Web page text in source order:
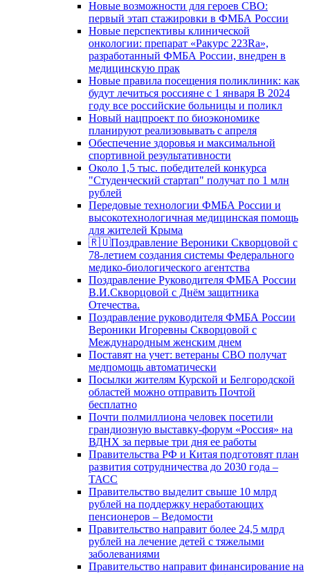
Новые возможности для героев СВО:
первый этап стажировки в ФМБА России
Новые перспективы клинической
онкологии: препарат «Ракурс 223Ra»,
разработанный ФМБА России, внедрен в
медицинскую прак
Новые правила посещения поликлиник: как
будут лечиться россияне с 1 января В 2024
году все российские больницы и поликл
Новый нацпроект по биоэкономике
планируют реализовывать с апреля
Обеспечение здоровья и максимальной
спортивной результативности
Около 1,5 тыс. победителей конкурса
"Студенческий стартап" получат по 1 млн
рублей
Передовые технологии ФМБА России и
высокотехнологичная медицинская помощь
для жителей Крыма
🇷🇺Поздравление Вероники Скворцовой с
78-летием создания системы Федерального
медико-биологического агентства
Поздравление Руководителя ФМБА России
В.И.Скворцовой с Днём защитника
Отечества.
Поздравление руководителя ФМБА России
Вероники Игоревны Скворцовой с
Международным женским днем
Поставят на учет: ветераны СВО получат
медпомощь автоматически
Посылки жителям Курской и Белгородской
областей можно отправить Почтой
бесплатно
Почти полмиллиона человек посетили
грандиозную выставку-форум «Россия» на
ВДНХ за первые три дня ее работы
Правительства РФ и Китая подготовят план
развития сотрудничества до 2030 года –
ТАСС
Правительство выделит свыше 10 млрд
рублей на поддержку неработающих
пенсионеров – Ведомости
Правительство направит более 24,5 млрд
рублей на лечение детей с тяжелыми
заболеваниями
Правительство направит финансирование на